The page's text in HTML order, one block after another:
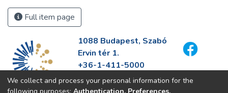
Full item page
1088 Budapest, Szabó
Ervin tér 1.
+36-1-411-5000
info@fszek.hu
https://fszek.hu
We collect and process your personal information for the